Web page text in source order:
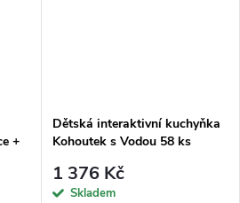
+
Dětská interaktivní kuchyňka
Kohoutek s Vodou 58 ks
1 376 Kč
Skladem